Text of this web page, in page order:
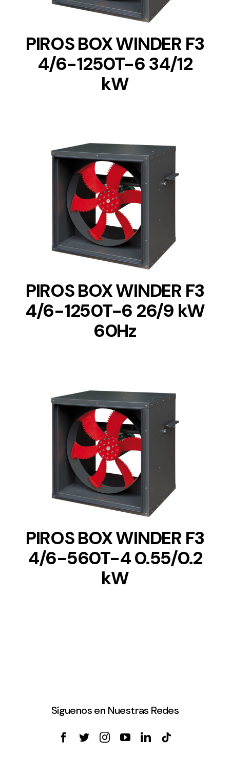
PIROS BOX WINDER F3
4/6-1250T-6 34/12
kW
DETAILS
PIROS BOX WINDER F3
4/6-1250T-6 26/9 kW
60Hz
DETAILS
PIROS BOX WINDER F3
4/6-560T-4 0.55/0.2
kW
Síguenos en Nuestras Redes